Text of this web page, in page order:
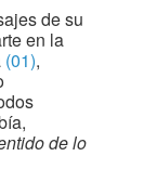
de su
en la
(01),
de lo